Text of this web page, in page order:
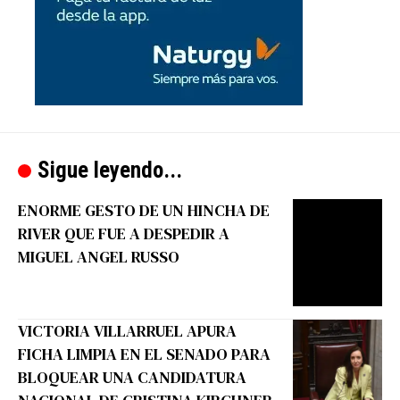
Sigue leyendo...
ENORME GESTO DE UN HINCHA DE
RIVER QUE FUE A DESPEDIR A
MIGUEL ANGEL RUSSO
VICTORIA VILLARRUEL APURA
FICHA LIMPIA EN EL SENADO PARA
BLOQUEAR UNA CANDIDATURA